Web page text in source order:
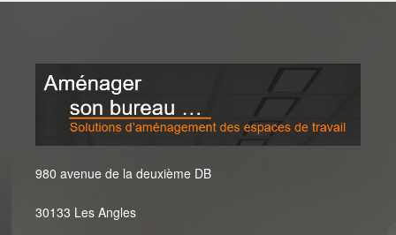
980 avenue de la deuxième DB
30133 Les Angles